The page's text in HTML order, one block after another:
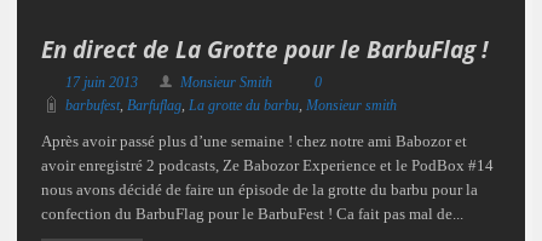
En direct de La Grotte pour le BarbuFlag !
17 juin 2013 Monsieur Smith
0
barbufest, Barfuflag, La grotte du barbu, Monsieur smith
Après avoir passé plus d’une semaine ! chez notre ami Babozor et
avoir enregistré 2 podcasts, Ze Babozor Experience et le PodBox #14
nous avons décidé de faire un épisode de la grotte du barbu pour la
confection du BarbuFlag pour le BarbuFest ! Ca fait pas mal de...